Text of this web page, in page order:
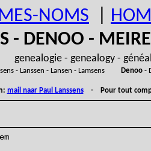
NOMS
- DENOO -
genealogie - genealogy -
- Lanssen - Lansen - Lamsens Denoo-
mail naar Paul Lanssens- Pour tout